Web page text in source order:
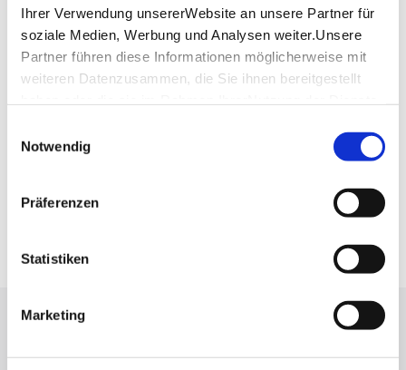
Ihrer Verwendung unsererWebsite an unsere Partner für
soziale Medien, Werbung und Analysen weiter.Unsere
Partner führen diese Informationen möglicherweise mit
weiteren Datenzusammen, die Sie ihnen bereitgestellt
Impressum
Notwendig
Präferenzen
Statistiken
Marketing
Website:www.climax-institutes.de
Verkehrs- und Tarifverbund Stuttgart GmbH
Google Maps
Lassen Sie sich inspirieren!